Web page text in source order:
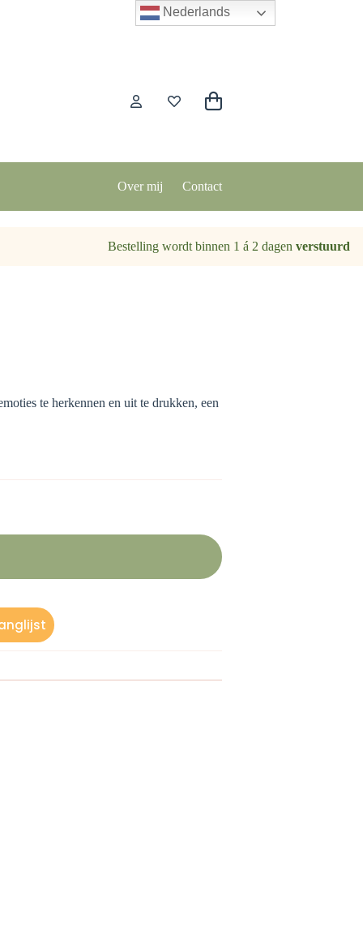
Winkelwagen
Over mij Contact
Bestelling wordt binnen 1 á 2 dagen verstuurd
te herkennen en uit te drukken, een
Nederlands